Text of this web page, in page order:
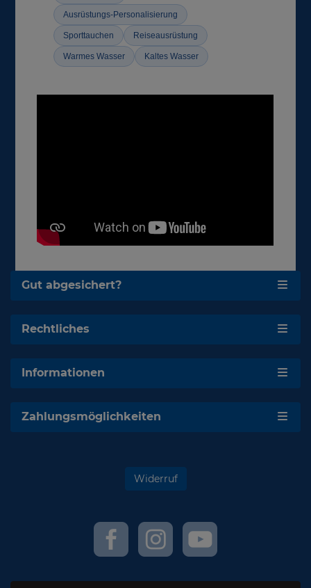
Ausrüstungs-Personalisierung
Sporttauchen Reiseausrüstung
Warmes Wasser Kaltes Wasser
Gut abgesichert?
Rechtliches
Informationen
Zahlungsmöglichkeiten
Widerruf